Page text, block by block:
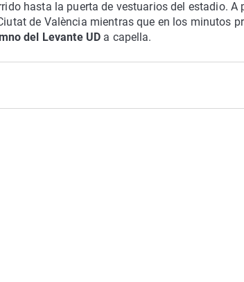
hasta la puerta de vestuarios del estadio.
de València mientras que en los minutos
del Levante UD a capella.